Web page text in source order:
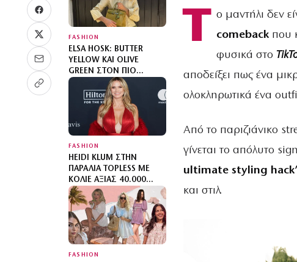
FASHION
ELSA HOSK: BUTTER
YELLOW ΚΑΙ OLIVE
GREEN ΣΤΟΝ ΠΙΟ
SOPHISTICATED
ΧΡΩΜΑΤΙΚΌ
ΣΥΝΔΥΑΣΜΌ ΜΕ MIX N’
MATCH ΜΟΤΊΒΑ
FASHION
HEIDI KLUM ΣΤΗΝ
ΠΑΡΑΛΊΑ TOPLESS ΜΕ
ΚΟΛΙΈ ΑΞΊΑΣ 40.000
ΔΟΛΑΡΊΩΝ
FASHION
Τ ο μαντήλι δεν
comebackπου
φυσικά στο
αποδείξει πως ένα
ολοκληρωτικά ένα
Από το παριζιάνικο
γίνεται το απόλυτο
ultimate styling
και στιλ.